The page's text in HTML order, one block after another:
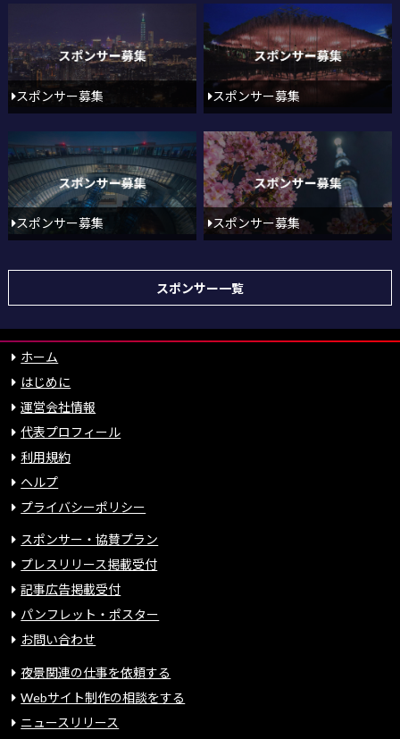
スポンサー募集 スポンサー募集
スポンサー募集 スポンサー募集
スポンサー一覧
ホーム
はじめに
運営会社情報
代表プロフィール
利用規約
ヘルプ
プライバシーポリシー
スポンサー・協賛プラン
プレスリリース掲載受付
記事広告掲載受付
パンフレット・ポスター
お問い合わせ
夜景関連の仕事を依頼する
Webサイト制作の相談をする
ニュースリリース